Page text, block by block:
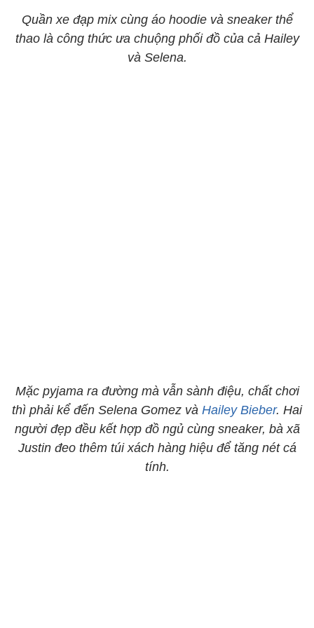
Quần xe đạp mix cùng áo hoodie và sneaker thể
thao là công thức ưa chuộng phối đồ của cả Hailey
và Selena.
Mặc pyjama ra đường mà vẫn sành điệu, chất chơi
thì phải kể đến Selena Gomez và Hailey Bieber. Hai
người đẹp đều kết hợp đồ ngủ cùng sneaker, bà xã
Justin đeo thêm túi xách hàng hiệu để tăng nét cá
tính.